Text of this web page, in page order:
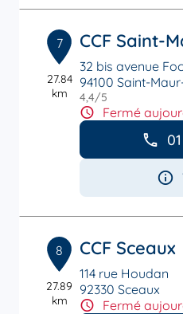
7
27.84
km
CCF Saint-
32 bis avenue
94100 Saint-
4,4/5
Fermé
8
27.89
km
CCF Sceaux
114 rue Houdan
92330 Sceaux
Fermé